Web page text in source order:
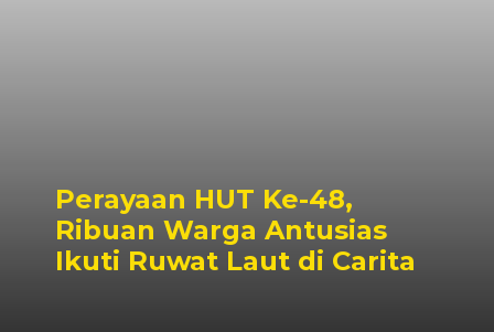
Perayaan HUT Ke-48,
Ribuan Warga Antusias
Ikuti Ruwat Laut di Carita